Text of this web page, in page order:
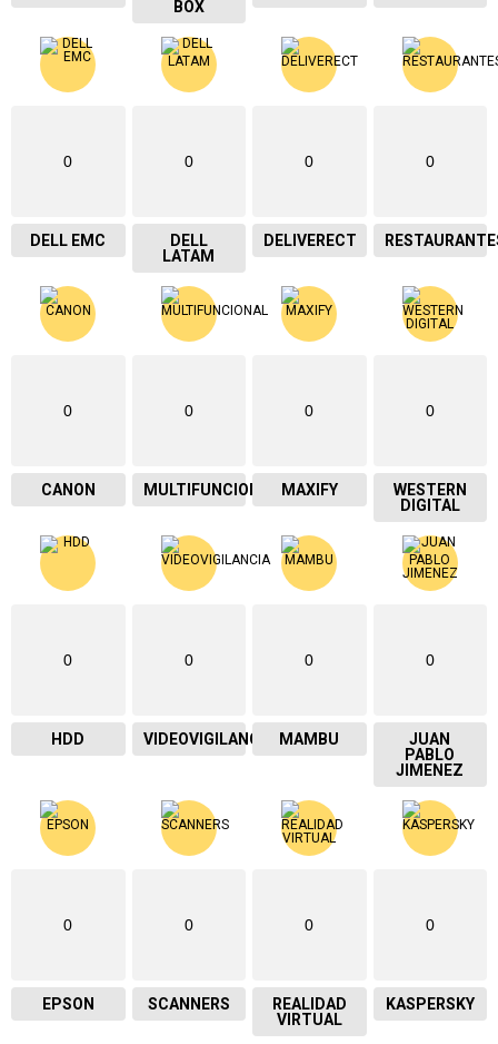
BOX
0
DELL EMC
0
DELL
LATAM
0
DELIVERECT
0
0
CANON
0
MULTIFUNCIONAL
0
MAXIFY
0
WESTERN
DIGITAL
0
HDD
0
VIDEOVIGILANCIA
0
MAMBU
0
JUAN
PABLO
JIMENEZ
0
EPSON
0
SCANNERS
0
REALIDAD
VIRTUAL
0
KASPERSKY